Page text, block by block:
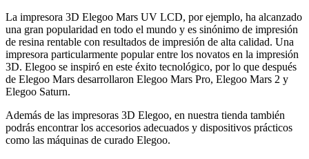
La impresora 3D Elegoo Mars UV LCD, por ejemplo, ha alcanzado
una gran popularidad en todo el mundo y es sinónimo de impresión
de resina rentable con resultados de impresión de alta calidad. Una
impresora particularmente popular entre los novatos en la impresión
3D. Elegoo se inspiró en este éxito tecnológico, por lo que después
de Elegoo Mars desarrollaron Elegoo Mars Pro, Elegoo Mars 2 y
Elegoo Saturn.
Además de las impresoras 3D Elegoo, en nuestra tienda también
podrás encontrar los accesorios adecuados y dispositivos prácticos
como las máquinas de curado Elegoo.